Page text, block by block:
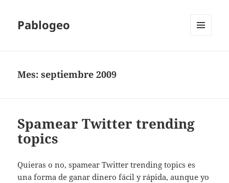
Pablogeo
Mes:septiembre 2009
Spamear Twitter trending
topics
Quieras o no, spamear Twitter trending topics es
una forma de ganar dinero fácil y rápida, aunque yo